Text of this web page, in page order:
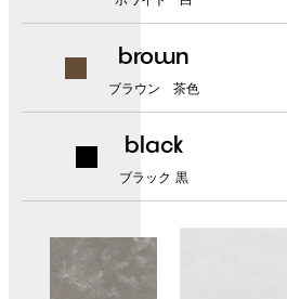
brown
ブラウン 茶色
black
ブラック 黒